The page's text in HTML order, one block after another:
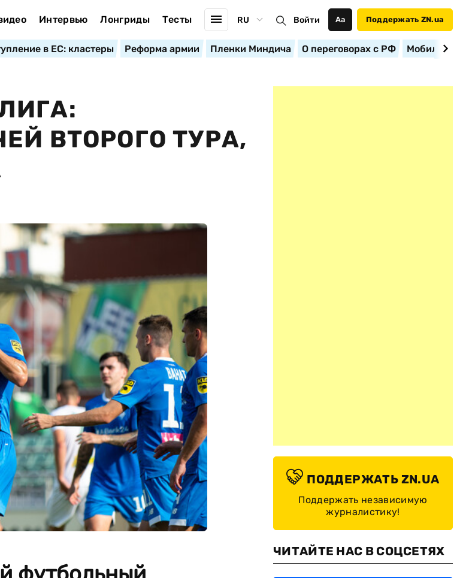
Интервью Лонгриды Тесты RU Войти Аа Поддержать ZN.ua
в ЕС: кластеры Реформа армии Пленки Миндича О переговорах с РФ
ВТОРОГО ТУРА,
ПОДДЕРЖАТЬ ZN.UA
Поддержать независимую
журналистику!
ЧИТАЙТЕ НАС В СОЦСЕТЯХ